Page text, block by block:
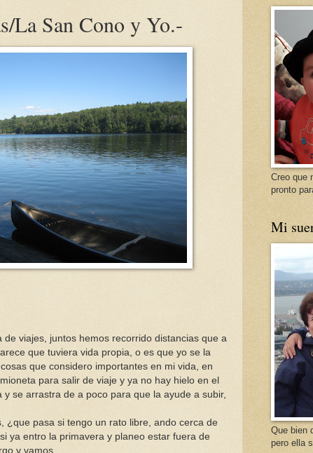
La San Cono y Yo.-
de viajes, juntos hemos recorrido distancias que a
que tuviera vida propia, o es que yo se la
que considero importantes en mi vida, en
para salir de viaje y ya no hay hielo en el
se arrastra de a poco para que la ayude a subir,
¿que pasa si tengo un rato libre, ando cerca de
ya entro la primavera y planeo estar fuera de
y vamos.
Creo que
pronto
Mi
Que bien
pero ella